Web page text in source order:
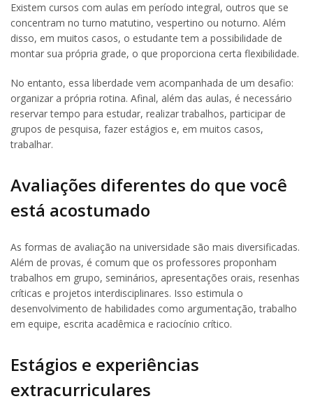
Existem cursos com aulas em período integral, outros que se
concentram no turno matutino, vespertino ou noturno. Além
disso, em muitos casos, o estudante tem a possibilidade de
montar sua própria grade, o que proporciona certa flexibilidade.
No entanto, essa liberdade vem acompanhada de um desafio:
organizar a própria rotina. Afinal, além das aulas, é necessário
reservar tempo para estudar, realizar trabalhos, participar de
grupos de pesquisa, fazer estágios e, em muitos casos,
trabalhar.
Avaliações diferentes do que você
está acostumado
As formas de avaliação na universidade são mais diversificadas.
Além de provas, é comum que os professores proponham
trabalhos em grupo, seminários, apresentações orais, resenhas
críticas e projetos interdisciplinares. Isso estimula o
desenvolvimento de habilidades como argumentação, trabalho
em equipe, escrita acadêmica e raciocínio crítico.
Estágios e experiências
extracurriculares